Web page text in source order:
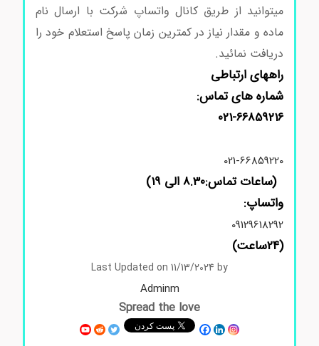
میتوانید از طریق کانال واتساپ شرکت با ارسال نام
ماده و مقدار نیاز در کمترین زمان پاسخ استعلام خود را
دریافت نمائید.
راههای ارتباطی
شماره های تماس:
021-66859216
021-66859220
(ساعات تماس:8.30 الی 19)
واتساپ:
09129618292
Last Updated on 11/13/2024 by
Adminm
Spread the love